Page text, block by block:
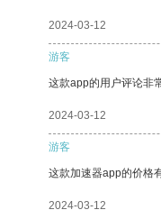
2024-03-12
游客
这款app的用户评论非
2024-03-12
游客
这款加速器app的价格
2024-03-12